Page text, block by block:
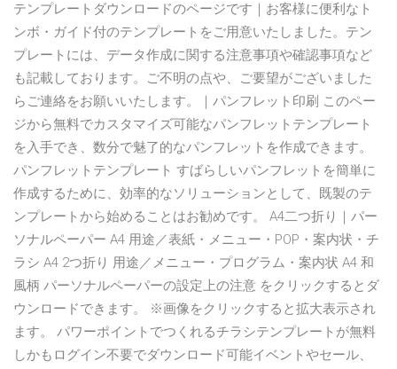
テンプレートダウンロードのページです｜お客様に便利なト
ンボ・ガイド付のテンプレートをご用意いたしました。テン
プレートには、データ作成に関する注意事項や確認事項など
も記載しております。ご不明の点や、ご要望がございました
らご連絡をお願いいたします。｜パンフレット印刷 このペー
ジから無料でカスタマイズ可能なパンフレットテンプレート
を入手でき、数分で魅了的なパンフレットを作成できます。
パンフレットテンプレート すばらしいパンフレットを簡単に
作成するために、効率的なソリューションとして、既製のテ
ンプレートから始めることはお勧めです。 A4二つ折り｜パー
ソナルペーパー A4 用途／表紙・メニュー・POP・案内状・チ
ラシ A4 2つ折り 用途／メニュー・プログラム・案内状 A4 和
風柄 パーソナルペーパーの設定上の注意 をクリックするとダ
ウンロードできます。 ※画像をクリックすると拡大表示され
ます。 パワーポイントでつくれるチラシテンプレートが無料
しかもログイン不要でダウンロード可能イベントやセール、